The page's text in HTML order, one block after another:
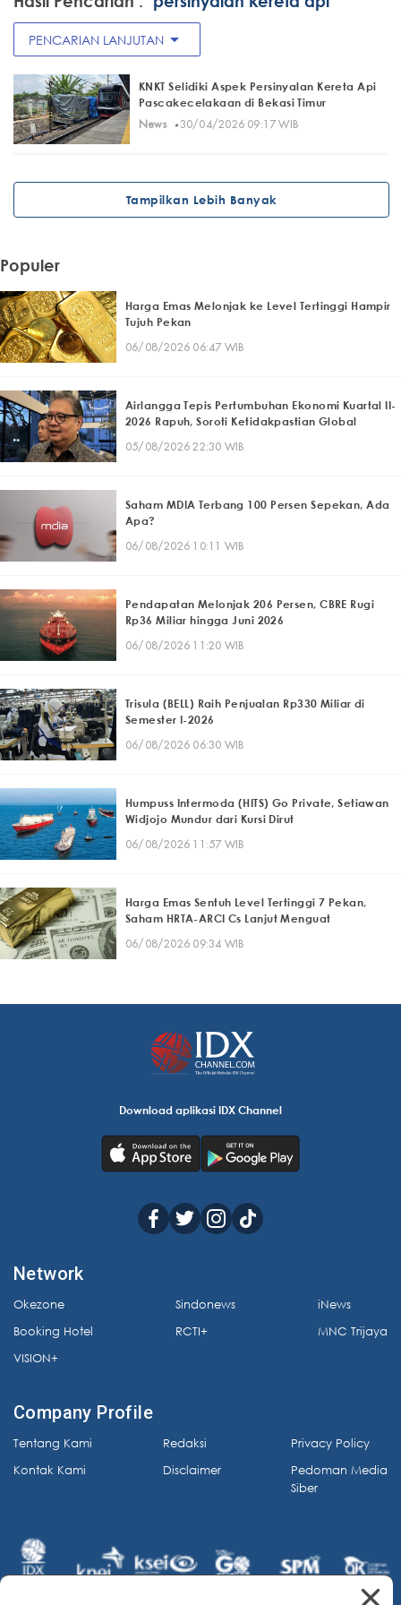
PENCARIAN LANJUTAN arrow_drop_down
KNKT Selidiki Aspek Persinyalan Kereta Api
Pascakecelakaan di Bekasi Timur
News· 30/04/2026 09:17 WIB
Tampilkan Lebih Banyak
Populer
Harga Emas Melonjak ke Level Tertinggi Hampir
Tujuh Pekan
06/08/2026 06:47 WIB
Airlangga Tepis Pertumbuhan Ekonomi Kuartal II-
2026 Rapuh, Soroti Ketidakpastian Global
05/08/2026 22:30 WIB
Saham MDIA Terbang 100 Persen Sepekan, Ada
Apa?
06/08/2026 10:11 WIB
Pendapatan Melonjak 206 Persen, CBRE Rugi
Rp36 Miliar hingga Juni 2026
06/08/2026 11:20 WIB
Trisula (BELL) Raih Penjualan Rp330 Miliar di
Semester I-2026
06/08/2026 06:30 WIB
Humpuss Intermoda (HITS) Go Private, Setiawan
Widjojo Mundur dari Kursi Dirut
06/08/2026 11:57 WIB
Harga Emas Sentuh Level Tertinggi 7 Pekan,
Saham HRTA-ARCI Cs Lanjut Menguat
06/08/2026 09:34 WIB
Download aplikasi IDX Channel
Network
Okezone
Booking Hotel
VISION+
Sindonews
RCTI+
iNews
MNC Trijaya
Company Profile
Tentang Kami
Kontak Kami
Redaksi
Disclaimer
Privacy Policy
Pedoman Media
Siber